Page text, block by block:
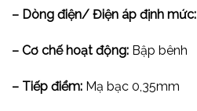
– Dòng điện/ Điện áp định mức:
– Cơ chế hoạt động: Bập bênh
– Tiếp điểm: Mạ bạc 0,35mm